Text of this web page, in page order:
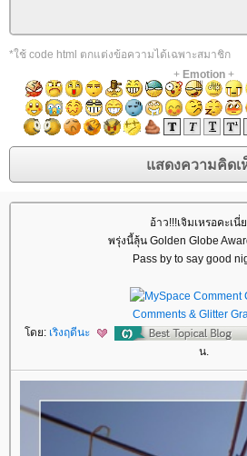
*ใช้ code html ตกแต่งข้อความได้เฉพาะสมาชิก
+ Emotion+
อ้าว!!!เจิมเหรอคะเนี่
พรุ่งนี้ลุ้น Golden Globe
Pass by to say good
Comments & Glitter
ดย: เริงฤดีนะ
น.